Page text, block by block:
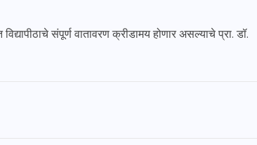
संपूर्ण वातावरण क्रीडामय होणार असल्याचे प्रा. डॉ.